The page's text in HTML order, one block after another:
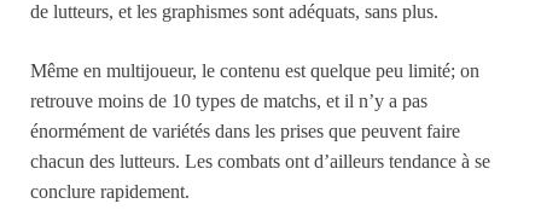
de lutteurs, et les graphismes sont adéquats, sans plus.
Même en multijoueur, le contenu est quelque peu limité; on
retrouve moins de 10 types de matchs, et il n’y a pas
énormément de variétés dans les prises que peuvent faire
chacun des lutteurs. Les combats ont d’ailleurs tendance à se
conclure rapidement.